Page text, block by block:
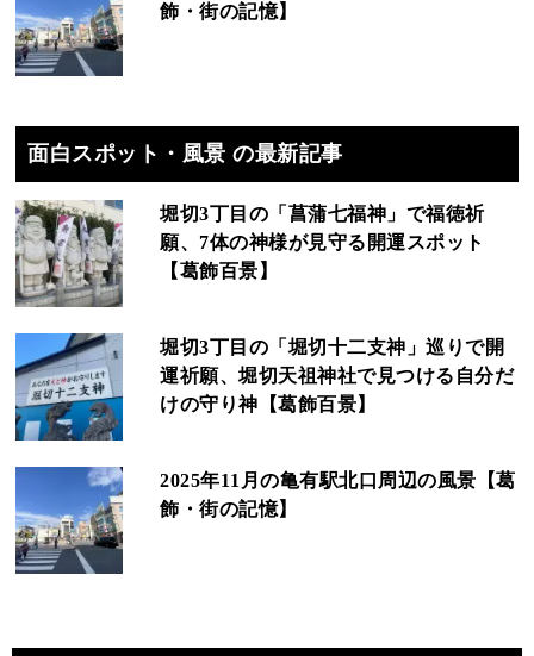
飾・街の記憶】
面白スポット・風景 の最新記事
堀切3丁目の「菖蒲七福神」で福徳祈
願、7体の神様が見守る開運スポット
【葛飾百景】
堀切3丁目の「堀切十二支神」巡りで開
運祈願、堀切天祖神社で見つける自分だ
けの守り神【葛飾百景】
2025年11月の亀有駅北口周辺の風景【葛
飾・街の記憶】